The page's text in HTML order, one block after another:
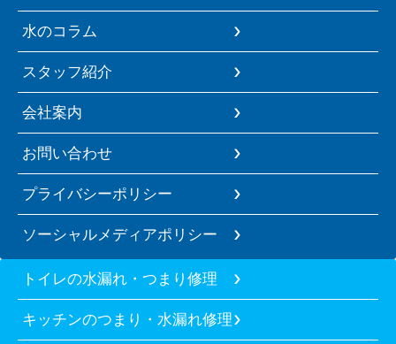
水のコラム
スタッフ紹介
会社案内
お問い合わせ
プライバシーポリシー
ソーシャルメディアポリシー
トイレの水漏れ・つまり修理
キッチンのつまり・水漏れ修理